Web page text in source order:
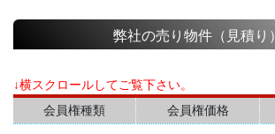
弊社の売り物件（見積り）
↓横スクロールしてご覧下さい。
会員権種類
会員権価格